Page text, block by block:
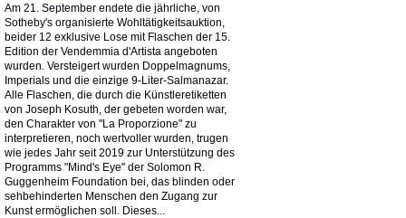
Am 21. September endete die jährliche, von
Sotheby's organisierte Wohltätigkeitsauktion,
beider 12 exklusive Lose mit Flaschen der 15.
Edition der Vendemmia d'Artista angeboten
wurden. Versteigert wurden Doppelmagnums,
Imperials und die einzige 9-Liter-Salmanazar.
Alle Flaschen, die durch die Künstleretiketten
von Joseph Kosuth, der gebeten worden war,
den Charakter von "La Proporzione" zu
interpretieren, noch wertvoller wurden, trugen
wie jedes Jahr seit 2019 zur Unterstützung des
Programms "Mind's Eye" der Solomon R.
Guggenheim Foundation bei, das blinden oder
sehbehinderten Menschen den Zugang zur
Kunst ermöglichen soll. Dieses...